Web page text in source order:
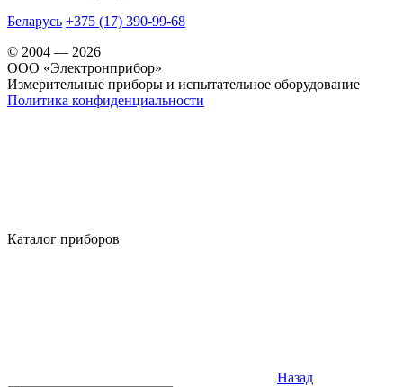
Беларусь +375 (17) 390-99-68
© 2004 — 2026
OOO «Электронприбор»
Измерительные приборы и испытательное оборудование
Политика конфиденциальности
Каталог приборов
Назад